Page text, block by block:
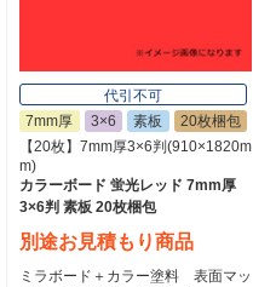
代引不可
7mm厚
3×6 素板
20枚梱包
【20枚】7mm厚3×6判(910×1820m
m)
カラーボード 蛍光レッド 7mm厚
3×6判 素板 20枚梱包
別途お見積もり商品
ミラボード＋カラー塗料 表面マッ